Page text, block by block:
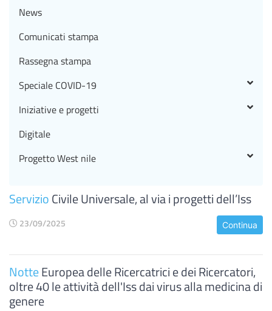
ServizioCivile Universale, al via i progetti dell’Iss
23/09/2025 Continua
NotteEuropea delle Ricercatrici e dei Ricercatori,
oltre 40 le attività dell'Iss dai virus alla medicina di
genere
News
Comunicati stampa
Rassegna stampa
Speciale COVID-19
Iniziative e progetti
Digitale
Progetto West nile